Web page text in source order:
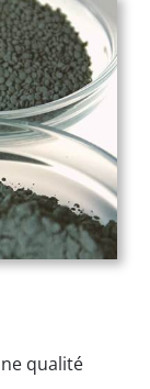
qualité